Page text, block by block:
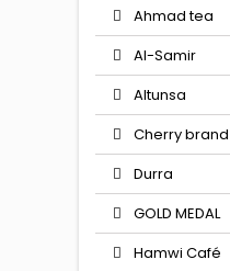
Ahmad tea
Al-Samir
Altunsa
Cherry brand
Durra
GOLD MEDAL
Hamwi Café